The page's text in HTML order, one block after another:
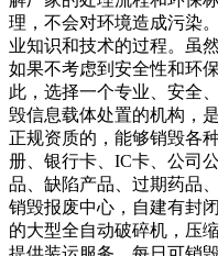
理，不会对环境造成污染
业知识和技术的过程。虽
如果不考虑到安全性和环
此，选择一个专业、安全
毁信息载体处置的机构，
正规资质的，能够销毁各
册、银行卡、IC卡、公司
品、缺陷产品、过期药品
销毁报废中心，自建有封
的大型全自动破碎机，压